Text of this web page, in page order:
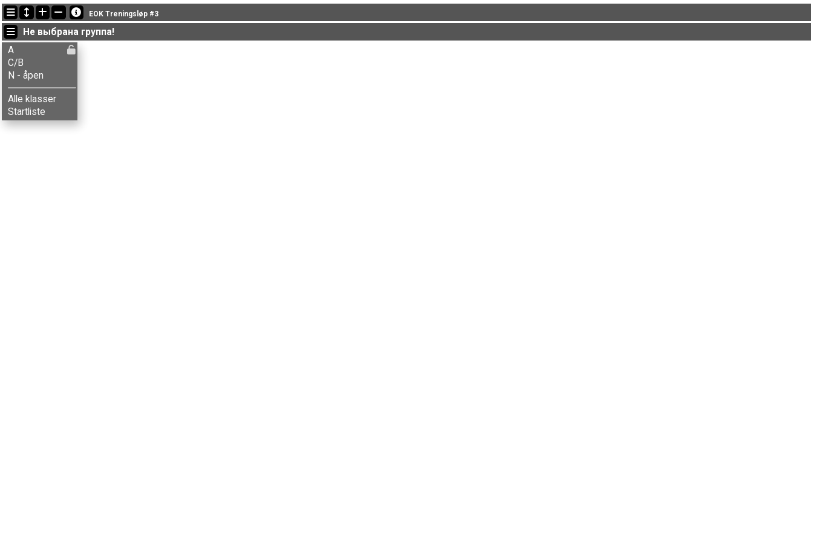
Последние обновления
18:38:47: Aksel T. Fingarsen (A) финишировал с результатом 19:37 (3)
18:16:59: Vebjørn H. Storaas (
18:16:38: Emil Nergård (A) финишировал с результатом 21:44 (5)
EOK Treningsløp #3
Не выбрана группа!
A
C/B
N - åpen
Alle klasser
Startliste